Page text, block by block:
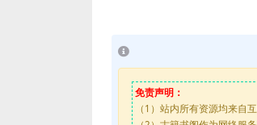
免责声明：
（1）站内所有资源均来自